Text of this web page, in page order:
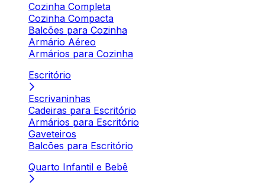
Cozinha Completa
Cozinha Compacta
Balcões para Cozinha
Armário Aéreo
Armários para Cozinha
Escritório
Escrivaninhas
Cadeiras para Escritório
Armários para Escritório
Gaveteiros
Balcões para Escritório
Quarto Infantil e Bebê